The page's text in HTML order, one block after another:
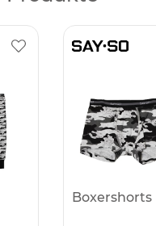
Boxershorts